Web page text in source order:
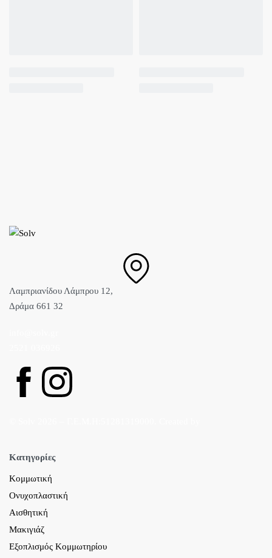
Λαμπριανίδου Λάμπρου 12,
Δράμα 661 32
Κατηγορίες
Κομμωτική
Ονυχοπλαστική
Αισθητική
Μακιγιάζ
Εξοπλισμός Κομμωτηρίου